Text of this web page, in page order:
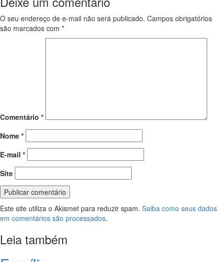
O seu endereço de e-mail não será publicado. Campos obrigatórios
são marcados com *
Comentário *
Nome *
E-mail *
Site
Este site utiliza o Akismet para reduzir spam. Saiba como seus dados
em comentários são processados.
Leia também